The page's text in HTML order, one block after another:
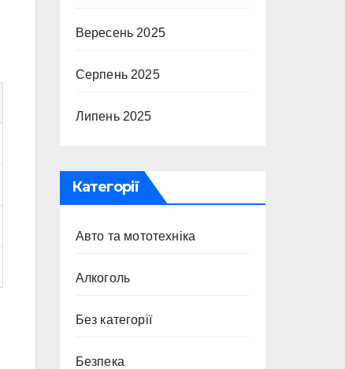
Вересень 2025
Серпень 2025
Липень 2025
Категорії
Авто та мототехніка
Алкоголь
Без категорії
Безпека